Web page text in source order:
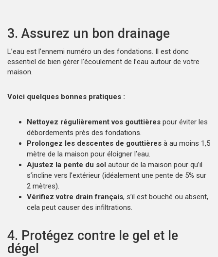
3. Assurez un bon drainage
L’eau est l’ennemi numéro un des fondations. Il est donc
essentiel de bien gérer l’écoulement de l’eau autour de votre
maison.
Voici quelques bonnes pratiques :
Nettoyez régulièrement vos gouttières pour éviter les
débordements près des fondations.
Prolongez les descentes de gouttières à au moins 1,5
mètre de la maison pour éloigner l’eau.
Ajustez la pente du sol autour de la maison pour qu’il
s’incline vers l’extérieur (idéalement une pente de 5% sur
2 mètres).
Vérifiez votre drain français, s’il est bouché ou absent,
cela peut causer des infiltrations.
4. Protégez contre le gel et le
dégel